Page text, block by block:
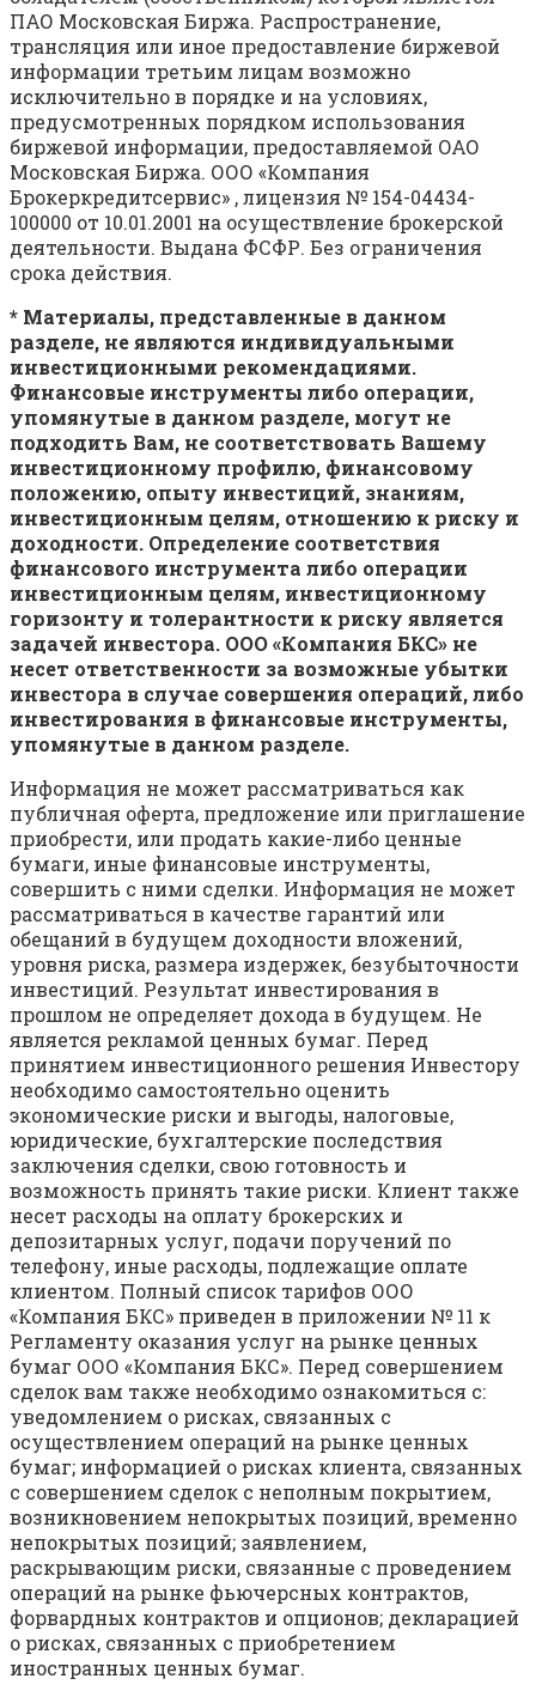
ПАО Московская Биржа. Распространение,
трансляция или иное предоставление биржевой
информации третьим лицам возможно
исключительно в порядке и на условиях,
предусмотренных порядком использования
биржевой информации, предоставляемой ОАО
Московская Биржа. ООО «Компания
Брокеркредитсервис» , лицензия № 154-04434-
100000 от 10.01.2001 на осуществление брокерской
деятельности. Выдана ФСФР. Без ограничения
срока действия.
* Материалы, представленные в данном
разделе, не являются индивидуальными
инвестиционными рекомендациями.
Финансовые инструменты либо операции,
упомянутые в данном разделе, могут не
подходить Вам, не соответствовать Вашему
инвестиционному профилю, финансовому
положению, опыту инвестиций, знаниям,
инвестиционным целям, отношению к риску и
доходности. Определение соответствия
финансового инструмента либо операции
инвестиционным целям, инвестиционному
горизонту и толерантности к риску является
задачей инвестора. ООО «Компания БКС» не
несет ответственности за возможные убытки
инвестора в случае совершения операций, либо
инвестирования в финансовые инструменты,
упомянутые в данном разделе.
Информация не может рассматриваться как
публичная оферта, предложение или приглашение
приобрести, или продать какие-либо ценные
бумаги, иные финансовые инструменты,
совершить с ними сделки. Информация не может
рассматриваться в качестве гарантий или
обещаний в будущем доходности вложений,
уровня риска, размера издержек, безубыточности
инвестиций. Результат инвестирования в
прошлом не определяет дохода в будущем. Не
является рекламой ценных бумаг. Перед
принятием инвестиционного решения Инвестору
необходимо самостоятельно оценить
экономические риски и выгоды, налоговые,
юридические, бухгалтерские последствия
заключения сделки, свою готовность и
возможность принять такие риски. Клиент также
несет расходы на оплату брокерских и
депозитарных услуг, подачи поручений по
телефону, иные расходы, подлежащие оплате
клиентом. Полный список тарифов ООО
«Компания БКС» приведен в приложении № 11 к
Регламенту оказания услуг на рынке ценных
бумаг ООО «Компания БКС». Перед совершением
сделок вам также необходимо ознакомиться с:
уведомлением о рисках, связанных с
осуществлением операций на рынке ценных
бумаг; информацией о рисках клиента, связанных
с совершением сделок с неполным покрытием,
возникновением непокрытых позиций, временно
непокрытых позиций; заявлением,
раскрывающим риски, связанные с проведением
операций на рынке фьючерсных контрактов,
форвардных контрактов и опционов; декларацией
о рисках, связанных с приобретением
иностранных ценных бумаг.